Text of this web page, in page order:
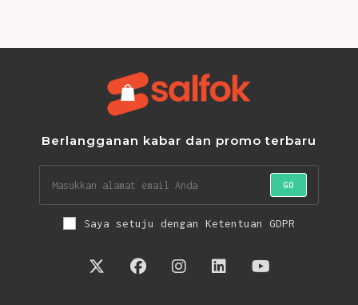
Berlangganan kabar dan promo terbaru
GO
Saya setuju dengan Ketentuan GDPR